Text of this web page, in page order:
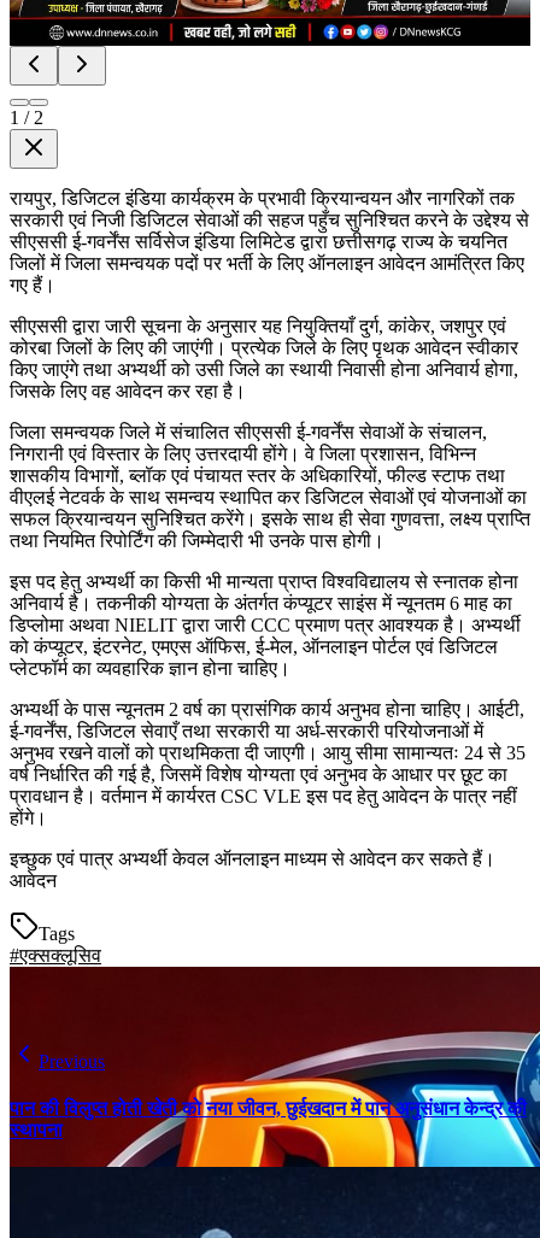
1 / 2
रायपुर, डिजिटल इंडिया कार्यक्रम के प्रभावी क्रियान्वयन और नागरिकों तक
सरकारी एवं निजी डिजिटल सेवाओं की सहज पहुँच सुनिश्चित करने के उद्देश्य से
सीएससी ई-गवर्नेंस सर्विसेज इंडिया लिमिटेड द्वारा छत्तीसगढ़ राज्य के चयनित
जिलों में जिला समन्वयक पदों पर भर्ती के लिए ऑनलाइन आवेदन आमंत्रित किए
गए हैं।
सीएससी द्वारा जारी सूचना के अनुसार यह नियुक्तियाँ दुर्ग, कांकेर, जशपुर एवं
कोरबा जिलों के लिए की जाएंगी। प्रत्येक जिले के लिए पृथक आवेदन स्वीकार
किए जाएंगे तथा अभ्यर्थी को उसी जिले का स्थायी निवासी होना अनिवार्य होगा,
जिसके लिए वह आवेदन कर रहा है।
जिला समन्वयक जिले में संचालित सीएससी ई-गवर्नेंस सेवाओं के संचालन,
निगरानी एवं विस्तार के लिए उत्तरदायी होंगे। वे जिला प्रशासन, विभिन्न
शासकीय विभागों, ब्लॉक एवं पंचायत स्तर के अधिकारियों, फील्ड स्टाफ तथा
वीएलई नेटवर्क के साथ समन्वय स्थापित कर डिजिटल सेवाओं एवं योजनाओं का
सफल क्रियान्वयन सुनिश्चित करेंगे। इसके साथ ही सेवा गुणवत्ता, लक्ष्य प्राप्ति
तथा नियमित रिपोर्टिंग की जिम्मेदारी भी उनके पास होगी।
इस पद हेतु अभ्यर्थी का किसी भी मान्यता प्राप्त विश्वविद्यालय से स्नातक होना
अनिवार्य है। तकनीकी योग्यता के अंतर्गत कंप्यूटर साइंस में न्यूनतम 6 माह का
डिप्लोमा अथवा NIELIT द्वारा जारी CCC प्रमाण पत्र आवश्यक है। अभ्यर्थी
को कंप्यूटर, इंटरनेट, एमएस ऑफिस, ई-मेल, ऑनलाइन पोर्टल एवं डिजिटल
प्लेटफॉर्म का व्यवहारिक ज्ञान होना चाहिए।
अभ्यर्थी के पास न्यूनतम 2 वर्ष का प्रासंगिक कार्य अनुभव होना चाहिए। आईटी,
ई-गवर्नेंस, डिजिटल सेवाएँ तथा सरकारी या अर्ध-सरकारी परियोजनाओं में
अनुभव रखने वालों को प्राथमिकता दी जाएगी। आयु सीमा सामान्यतः 24 से 35
वर्ष निर्धारित की गई है, जिसमें विशेष योग्यता एवं अनुभव के आधार पर छूट का
प्रावधान है। वर्तमान में कार्यरत CSC VLE इस पद हेतु आवेदन के पात्र नहीं
होंगे।
इच्छुक एवं पात्र अभ्यर्थी केवल ऑनलाइन माध्यम से आवेदन कर सकते हैं।
आवेदन
Tags
#एक्सक्लूसिव
Previous
पान की विलुप्त होती खेती को नया जीवन, छुईखदान में पान अनुसंधान केन्द्र की
स्थापना